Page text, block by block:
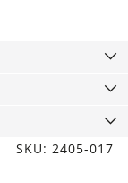
SKU: 2405-017